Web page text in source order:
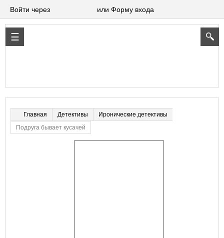
Войти через или Форму входа
Главная Детективы
Иронические детективы
Подруга бывает кусачей